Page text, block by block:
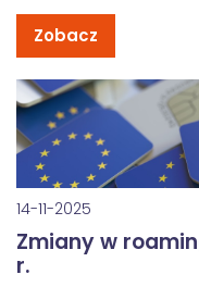
cyfrowej. Stabilne
Zobacz
14-11-2025
Zmiany w
r.